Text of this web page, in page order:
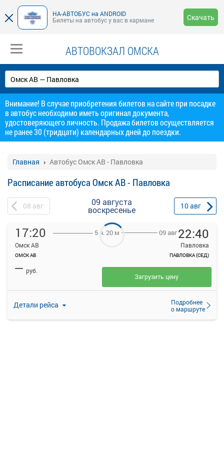
НА-АВТОБУС на ANDROID
Билеты на автобус у вас в кармане
Скачать
АВТОВОКЗАЛ ОМСКА
Внимание! В случае приобретения билетов на сайте при посадке
в автобус необходимо иметь оригинал документа,
удостоверяющего личность. Продажа билетов осуществляется
не ранее 30 (тридцати) календарных дней до поездки.
Главная Автобус Омск АВ - Павловка
Расписание автобуса Омск АВ - Павловка
08 авг 09 августа
воскресенье 10авг
17:20
Омск АВ
ОМСК АВ
5 ч. 20 м 09 авг22:40
Павловка
ПАВЛОВКА (СЕД)
Детали рейса
Подробнее
о маршруте
— руб.
Загрузить цену